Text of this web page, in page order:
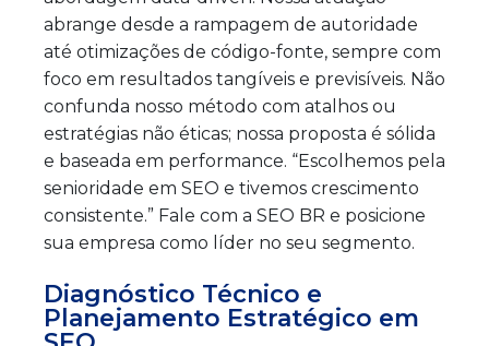
abrange desde a rampagem de autoridade
até otimizações de código-fonte, sempre com
foco em resultados tangíveis e previsíveis. Não
confunda nosso método com atalhos ou
estratégias não éticas; nossa proposta é sólida
e baseada em performance. “Escolhemos pela
senioridade em SEO e tivemos crescimento
consistente.” Fale com a SEO BR e posicione
sua empresa como líder no seu segmento.
Diagnóstico Técnico e
Planejamento Estratégico em